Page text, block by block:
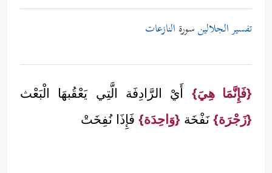
تفسير الجلالينسورة النازعات
{فَإِنَّمَا هِيَ} أَيْ الرَّادِفَة الَّتِي يَعْقُبهَا الْبَعْث
{زَجْرَة} نَفْخَة {وَاحِدَة} فَإِذَا نُفِخَتْ